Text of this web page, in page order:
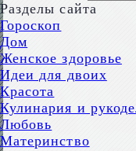
Разделы сайта
Гороскоп
Дом
Женское здоровье
Идеи для двоих
Красота
Кулинария и
Любовь
Материнство